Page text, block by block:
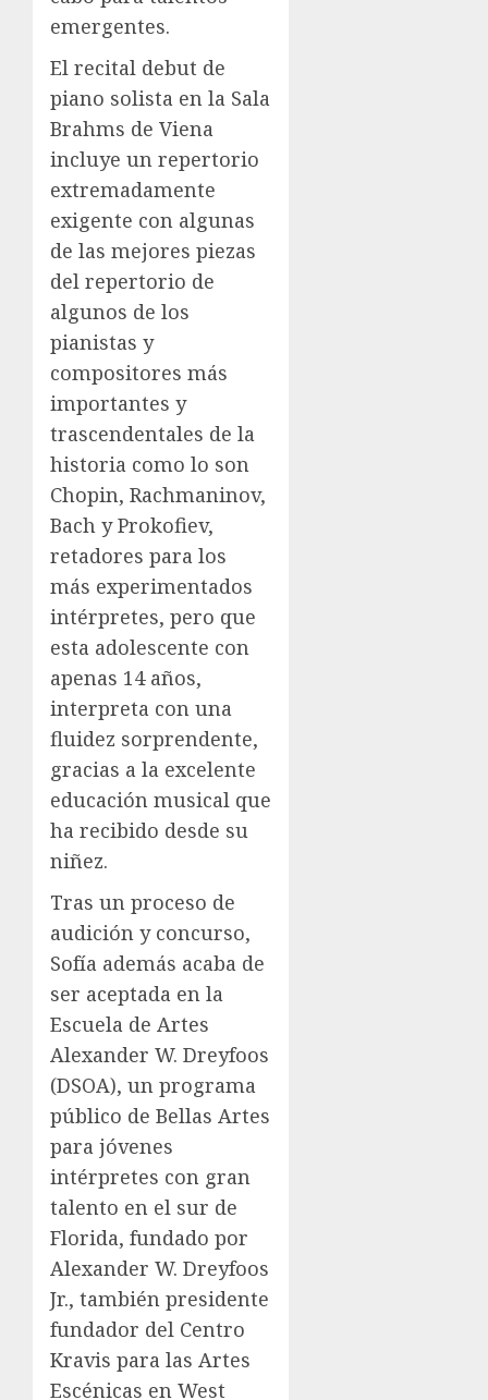
emergentes.
El recital debut de
piano solista en la Sala
Brahms de Viena
incluye un repertorio
extremadamente
exigente con algunas
de las mejores piezas
del repertorio de
algunos de los
pianistas y
compositores más
importantes y
trascendentales de la
historia como lo son
Chopin, Rachmaninov,
Bach y Prokofiev,
retadores para los
más experimentados
intérpretes, pero que
esta adolescente con
apenas 14 años,
interpreta con una
fluidez sorprendente,
gracias a la excelente
educación musical que
ha recibido desde su
niñez.
Tras un proceso de
audición y concurso,
Sofía además acaba de
ser aceptada en la
Escuela de Artes
Alexander W. Dreyfoos
(DSOA), un programa
público de Bellas Artes
para jóvenes
intérpretes con gran
talento en el sur de
Florida, fundado por
Alexander W. Dreyfoos
Jr., también presidente
fundador del Centro
Kravis para las Artes
Escénicas en West